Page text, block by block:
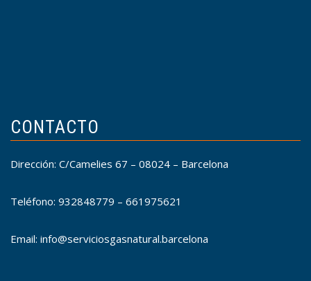
CONTACTO
Dirección: C/Camelies 67 – 08024 – Barcelona
Teléfono: 932848779 – 661975621
Email: info@serviciosgasnatural.barcelona